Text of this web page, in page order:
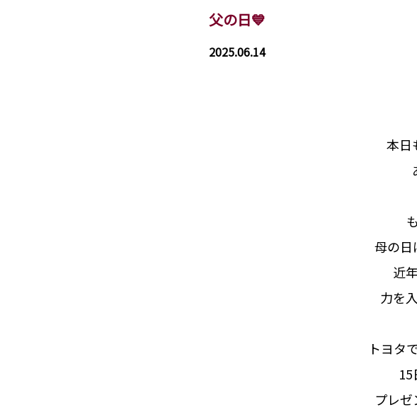
父の日💙
2025.06.14
本日
母の日
近
力を
トヨタ
プレ